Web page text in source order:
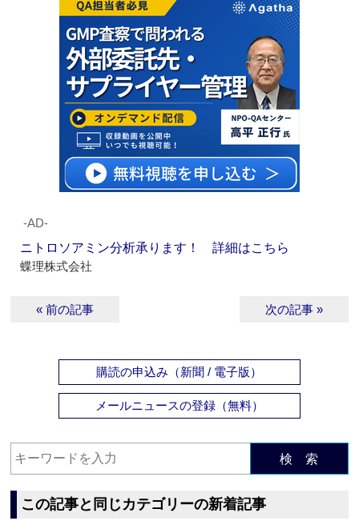
‐AD‐
ニトロソアミン分析承ります！ 詳細はこちら
蝶理株式会社
« 前の記事 次の記事 »
購読の申込み（新聞 / 電子版）
メールニュースの登録（無料）
検 索
この記事と同じカテゴリーの新着記事